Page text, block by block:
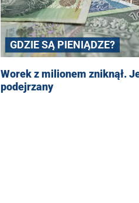
GDZIE SĄ PIENIĄDZE?
Worek z milionem zniknął.
podejrzany